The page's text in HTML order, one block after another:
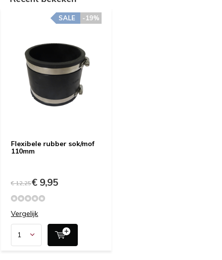
Flexibele rubber sok/mof
110mm
-19%
SALE
€ 12,25€ 9,95
Vergelijk